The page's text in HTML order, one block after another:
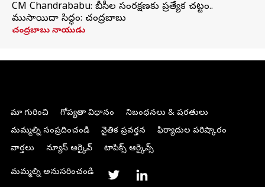
CM Chandrababu: బీసీల సంరక్షణకు ప్రత్యేక చట్టం..
ముసాయిదా సిద్ధం: చంద్రబాబు
చంద్రబాబు నాయుడు
మా గురించి గోప్యతా విధానం
నిబంధనలు & షరతులు
మమ్మల్ని సంప్రదించండి
నైతిక ప్రవర్తన
ఫిర్యాదుల పరిష్కారం
వార్తలు
న్యూస్ ఆర్కైవ్ టాపిక్స్ ఆర్కైవ్స్
మమ్మల్ని అనుసరించండి